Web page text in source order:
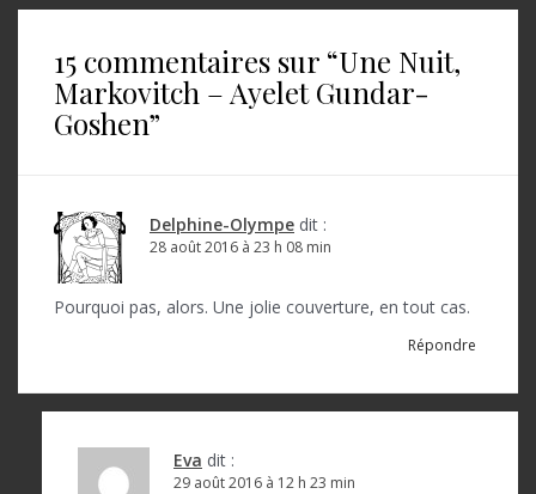
l
15 commentaires sur “Une Nuit,
Markovitch – Ayelet Gundar-
Goshen”
Delphine-Olympe dit :
28 août 2016 à 23 h 08 min
Pourquoi pas, alors. Une jolie couverture, en tout cas.
Répondre
Eva dit :
29 août 2016 à 12 h 23 min